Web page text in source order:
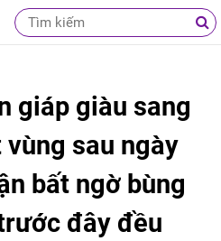
giáp giàu sang
sau ngày
bất ngờ bùng
đây đều